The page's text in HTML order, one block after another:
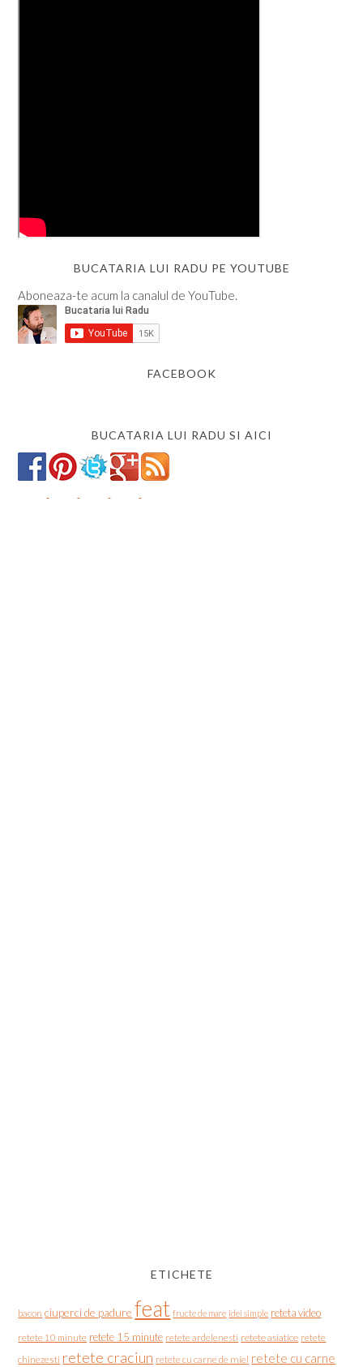
BUCATARIA LUI RADU PE YOUTUBE
Aboneaza-te acum la canalul de YouTube.
FACEBOOK
BUCATARIA LUI RADU SI AICI
ETICHETE
bacon ciuperci de padure feat fructe de mare idei simple reteta video
retete 10 minute retete 15 minute retete ardelenesti retete asiatice retete
chinezesti retete craciun retete cu carne de miel retete cu carne